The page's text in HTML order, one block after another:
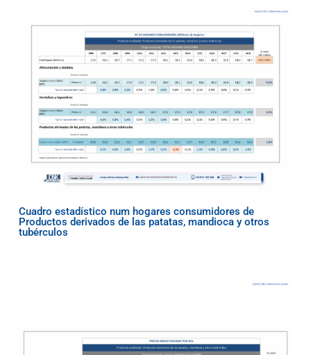
Cuadro estadístico num hogares consumidores de
Productos derivados de las patatas, mandioca y otros
tubérculos